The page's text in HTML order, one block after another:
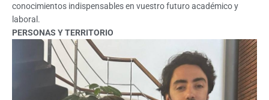
conocimientos indispensables en vuestro futuro académico y
laboral.
PERSONAS Y TERRITORIO